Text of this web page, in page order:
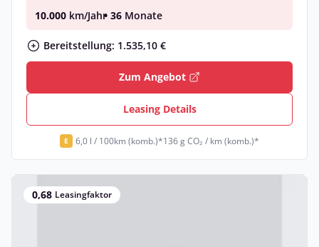
10.000 km/Jahr• 36 Monate
Bereitstellung: 1.535,10 €
Zum Angebot
Leasing Details
E 6,0 l / 100km (komb.)*136 g CO₂ / km (komb.)*
0,68 Leasingfaktor